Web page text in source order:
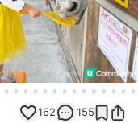
162 155